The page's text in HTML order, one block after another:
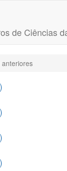
de Ciências
anteriores